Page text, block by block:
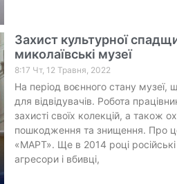
Захист культурної
миколаївські музеї
8:17 Чт, 12 Травня, 2022
На період воєнного стану музеї,
для відвідувачів. Робота
захисті своїх колекцій, а також
пошкодження та знищення. Про
«МАРТ». Ще в 2014 році
агресори і вбивці,